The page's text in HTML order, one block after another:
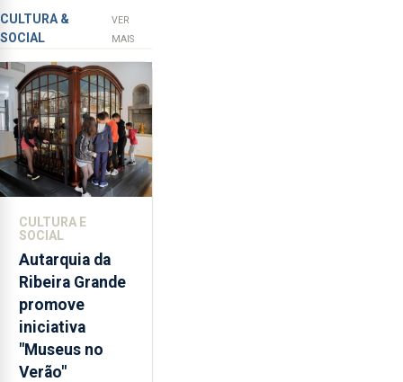
prevenção
primária
da
violência
doméstica,
através
da
promoção
de
pessoais,
emocionais
e
sociais
junto
das
crianças
Açores
CULTURA &
SOCIAL
VER
MAIS
CULTURA E
SOCIAL
Autarquia da
Ribeira Grande
promove
iniciativa
"Museus no
Verão"